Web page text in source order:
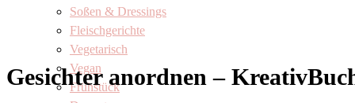
Soßen & Dressings
Fleischgerichte
Vegetarisch
Vegan
Frühstück
Gesichter anordnen –